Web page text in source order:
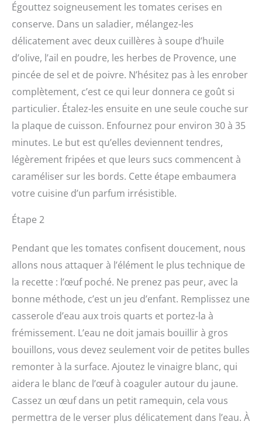
Égouttez soigneusement les tomates cerises en
conserve. Dans un saladier, mélangez-les
délicatement avec deux cuillères à soupe d’huile
d’olive, l’ail en poudre, les herbes de Provence, une
pincée de sel et de poivre. N’hésitez pas à les enrober
complètement, c’est ce qui leur donnera ce goût si
particulier. Étalez-les ensuite en une seule couche sur
la plaque de cuisson. Enfournez pour environ 30 à 35
minutes. Le but est qu’elles deviennent tendres,
légèrement fripées et que leurs sucs commencent à
caraméliser sur les bords. Cette étape embaumera
votre cuisine d’un parfum irrésistible.
Étape 2
Pendant que les tomates confisent doucement, nous
allons nous attaquer à l’élément le plus technique de
la recette : l’œuf poché. Ne prenez pas peur, avec la
bonne méthode, c’est un jeu d’enfant. Remplissez une
casserole d’eau aux trois quarts et portez-la à
frémissement. L’eau ne doit jamais bouillir à gros
bouillons, vous devez seulement voir de petites bulles
remonter à la surface. Ajoutez le vinaigre blanc, qui
aidera le blanc de l’œuf à coaguler autour du jaune.
Cassez un œuf dans un petit ramequin, cela vous
permettra de le verser plus délicatement dans l’eau. À